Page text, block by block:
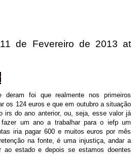
11 de Fevereiro de 2013at
deram foi que realmente nos primeiros
os 124 euros e que em outubro a situação
irs do ano anterior, ou, seja, esse valor já
um ano a trabalhar para o iefp um
iria pagar 600 e muitos euros por mês
na fonte, é uma injustiça, andar a
ao estado e depois se estamos doentes